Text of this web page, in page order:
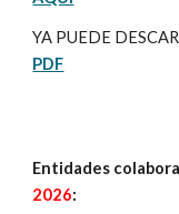
YA PUEDE
PDF
Entidades
2026: